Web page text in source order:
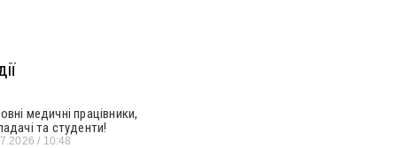
медичні працівники,
та студенти!
10:48